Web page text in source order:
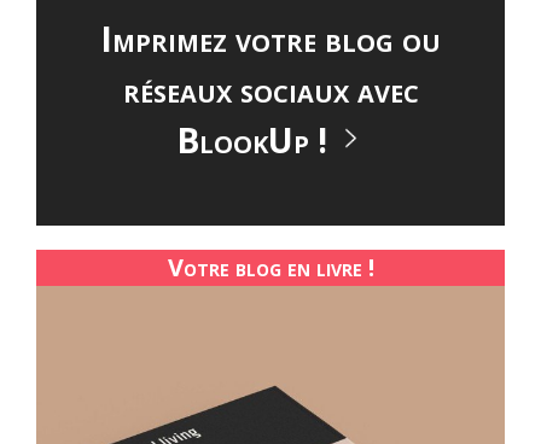
Imprimez votre blog ou
réseaux sociaux avec
BlookUp !
Votre blog en livre !